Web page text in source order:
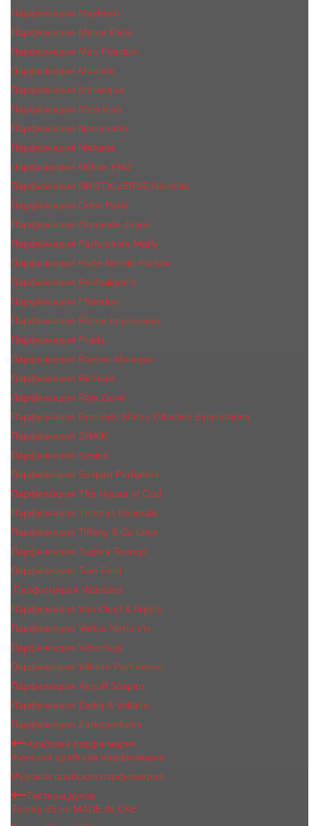
Парфюмерия Maybach
Парфюмерия Memo Paris
Парфюмерия Meo Fusciuni
Парфюмерия Montale
Парфюмерия Moresque
Парфюмерия Moschino
Парфюмерия Nasomatto
Парфюмерия Nishane
Парфюмерия Nobile 1942
Парфюмерия NROTICuERSE Narcotic
Парфюмерия Orlov Paris
Парфюмерия Ormonde Jayne
Парфюмерия Parfums de Marly
Парфюмерия Parle Moi de Parfum
Парфюмерия Penhaligon's
Парфюмерия Phaedon
Парфюмерия Plume Impression
Парфюмерия Prada
Парфюмерия Ramon Monegal
Парфюмерия RicHard
Парфюмерия Roja Dove
Парфюмерия Rosendo Mateu Olfactive Expressions
Парфюмерия SHAIK
Парфюмерия Simimi
Парфюмерия Sospiro Perfumes
Парфюмерия The House of Oud
Парфюмерия Thomas Kosmala
Парфюмерия Tiffany & Co Love
Парфюмерия Tiziana Terenzi
Парфюмерия Tom Ford
Парфюмерия Valentino
Парфюмерия Van Cleef & Arpels
Парфюмерия Vertus Narcos'is
Парфюмерия Victorious
Парфюмерия Vilhelm Parfumerie
Парфюмерия Xerjoff Sospiro
Парфюмерия Zadig & Voltaire
Парфюмерия Zarkoperfume
Арабская парфюмерия
Женская арабская парфюмерия
Мужская арабская парфюмерия
Тестеры духов
Тестер 35 ml MADE IN UAE